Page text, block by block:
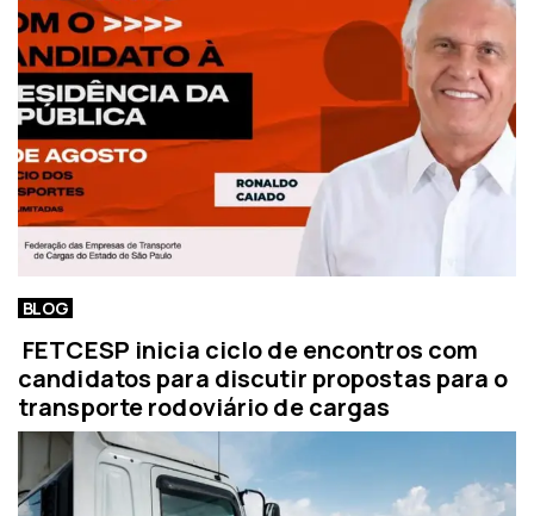
BLOG
FETCESP inicia ciclo de encontros com
candidatos para discutir propostas para o
transporte rodoviário de cargas